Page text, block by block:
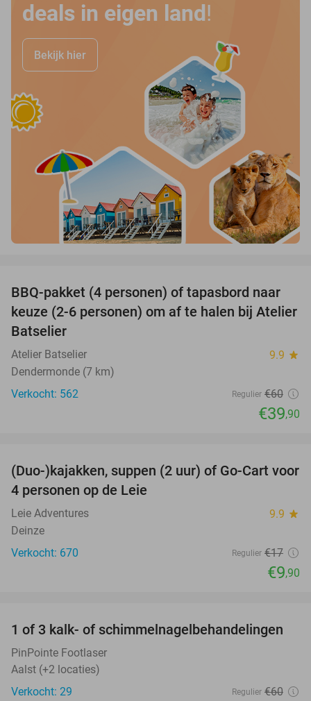
deals in eigen land!
Bekijk hier
34%
BBQ-pakket (4 personen) of tapasbord naar
keuze (2-6 personen) om af te halen bij Atelier
Batselier
Atelier Batselier 9.9 star
Dendermonde (7 km)
Verkocht: 562
Regulier €60
€39,90
42%
(Duo-)kajakken, suppen (2 uur) of Go-Cart voor
4 personen op de Leie
Leie Adventures 9.9 star
Deinze
Verkocht: 670
Regulier €17
€9,90
68%
1 of 3 kalk- of schimmelnagelbehandelingen
PinPointe Footlaser
Aalst (+2 locaties)
Verkocht: 29
Regulier €60